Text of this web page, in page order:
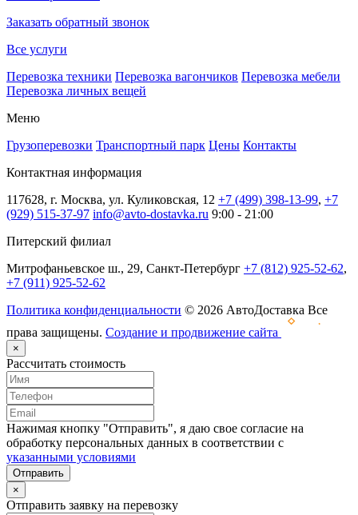
Заказать обратный звонок
Все услуги
Перевозка техники Перевозка вагончиков Перевозка мебели
Перевозка личных вещей
Меню
Грузоперевозки Транспортный парк Цены Контакты
Контактная информация
117628, г. Москва, ул. Куликовская, 12 +7 (499) 398-13-99, +7
(929) 515-37-97 info@avto-dostavka.ru 9:00 - 21:00
Питерский филиал
Митрофаньевское ш., 29, Санкт-Петербург +7 (812) 925-52-62,
+7 (911) 925-52-62
Политика конфиденциальности © 2026 АвтоДоставка Все
права защищены. Создание и продвижение сайта
×
Рассчитать стоимость
Нажимая кнопку "Отправить", я даю свое согласие на
обработку персональных данных в соответствии с
указанными условиями
Отправить
×
Отправить заявку на перевозку